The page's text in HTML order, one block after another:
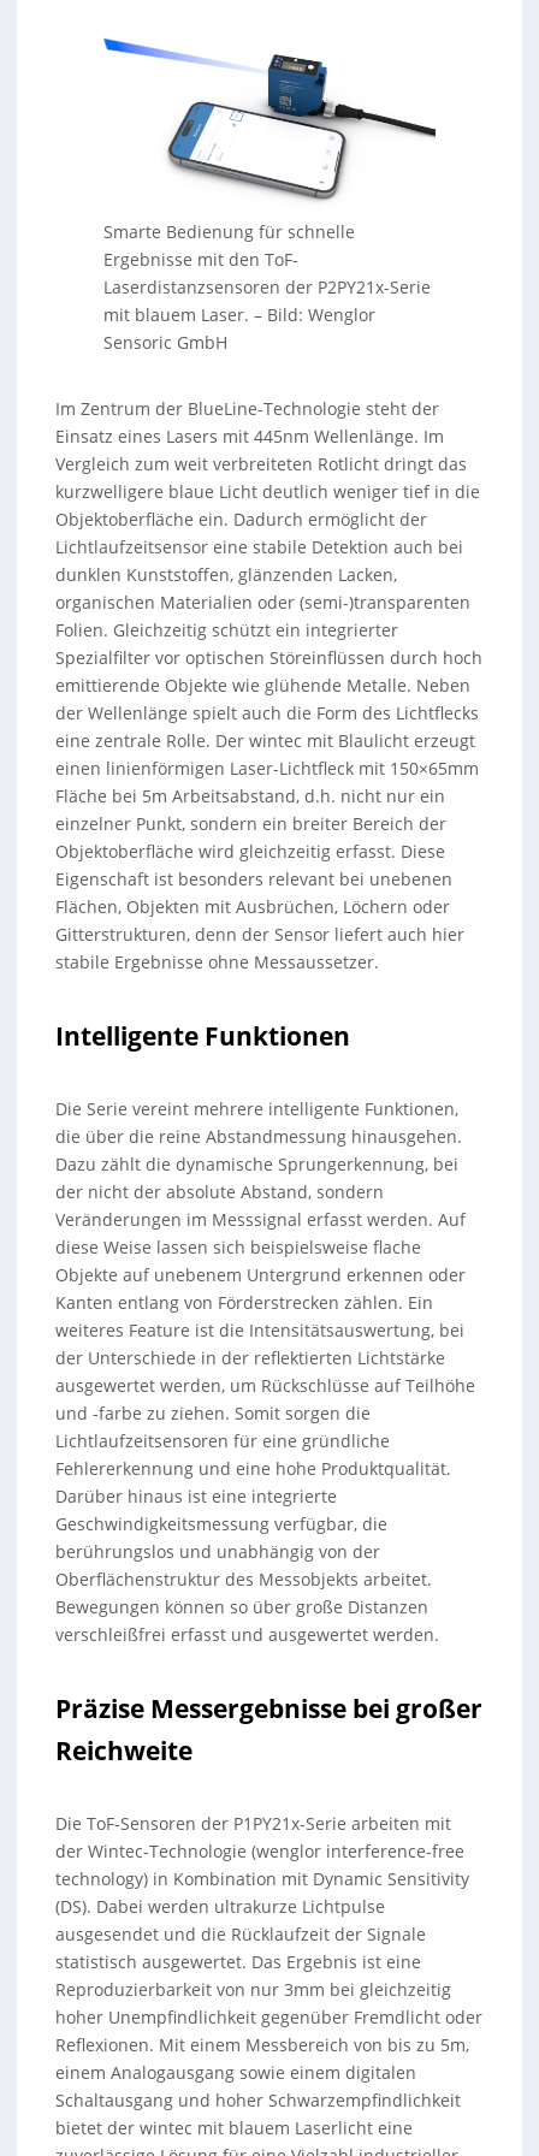
Smarte Bedienung für schnelle
Ergebnisse mit den ToF-
Laserdistanzsensoren der P2PY21x-Serie
mit blauem Laser. – Bild: Wenglor
Sensoric GmbH
Im Zentrum der BlueLine-Technologie steht der
Einsatz eines Lasers mit 445nm Wellenlänge. Im
Vergleich zum weit verbreiteten Rotlicht dringt das
kurzwelligere blaue Licht deutlich weniger tief in die
Objektoberfläche ein. Dadurch ermöglicht der
Lichtlaufzeitsensor eine stabile Detektion auch bei
dunklen Kunststoffen, glänzenden Lacken,
organischen Materialien oder (semi-)transparenten
Folien. Gleichzeitig schützt ein integrierter
Spezialfilter vor optischen Störeinflüssen durch hoch
emittierende Objekte wie glühende Metalle. Neben
der Wellenlänge spielt auch die Form des Lichtflecks
eine zentrale Rolle. Der wintec mit Blaulicht erzeugt
einen linienförmigen Laser-Lichtfleck mit 150×65mm
Fläche bei 5m Arbeitsabstand, d.h. nicht nur ein
einzelner Punkt, sondern ein breiter Bereich der
Objektoberfläche wird gleichzeitig erfasst. Diese
Eigenschaft ist besonders relevant bei unebenen
Flächen, Objekten mit Ausbrüchen, Löchern oder
Gitterstrukturen, denn der Sensor liefert auch hier
stabile Ergebnisse ohne Messaussetzer.
Intelligente Funktionen
Die Serie vereint mehrere intelligente Funktionen,
die über die reine Abstandmessung hinausgehen.
Dazu zählt die dynamische Sprungerkennung, bei
der nicht der absolute Abstand, sondern
Veränderungen im Messsignal erfasst werden. Auf
diese Weise lassen sich beispielsweise flache
Objekte auf unebenem Untergrund erkennen oder
Kanten entlang von Förderstrecken zählen. Ein
weiteres Feature ist die Intensitätsauswertung, bei
der Unterschiede in der reflektierten Lichtstärke
ausgewertet werden, um Rückschlüsse auf Teilhöhe
und -farbe zu ziehen. Somit sorgen die
Lichtlaufzeitsensoren für eine gründliche
Fehlererkennung und eine hohe Produktqualität.
Darüber hinaus ist eine integrierte
Geschwindigkeitsmessung verfügbar, die
berührungslos und unabhängig von der
Oberflächenstruktur des Messobjekts arbeitet.
Bewegungen können so über große Distanzen
verschleißfrei erfasst und ausgewertet werden.
Präzise Messergebnisse bei großer
Reichweite
Die ToF-Sensoren der P1PY21x-Serie arbeiten mit
der Wintec-Technologie (wenglor interference-free
technology) in Kombination mit Dynamic Sensitivity
(DS). Dabei werden ultrakurze Lichtpulse
ausgesendet und die Rücklaufzeit der Signale
statistisch ausgewertet. Das Ergebnis ist eine
Reproduzierbarkeit von nur 3mm bei gleichzeitig
hoher Unempfindlichkeit gegenüber Fremdlicht oder
Reflexionen. Mit einem Messbereich von bis zu 5m,
einem Analogausgang sowie einem digitalen
Schaltausgang und hoher Schwarzempfindlichkeit
bietet der wintec mit blauem Laserlicht eine